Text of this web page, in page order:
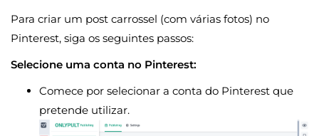
Para criar um post carrossel (com várias fotos) no
Pinterest, siga os seguintes passos:
Selecione uma conta no Pinterest:
Comece por selecionar a conta do Pinterest que
pretende utilizar.